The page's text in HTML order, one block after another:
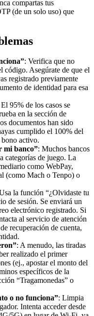
compartas tus
(de un solo uso) que
: Verifica que no
código. Asegúrate de que el
registrado previamente
de identidad para esa
El 95% de los casos se
en la sección de
documentos han sido
cumplido el 100% del
bono activo.
mi banco”: Muchos bancos
categorías de juego. La
como WebPay,
(como Mach o Tenpo) o
la función “¿Olvidaste tu
de sesión. Se enviará un
electrónico registrado. Si
al servicio de atención
recuperación de cuenta,
: A menudo, las tiradas
realizado el primer
(ej., apostar el monto del
específicos de la
“Tragamonedas” o
o no funciona”: Limpia
Intenta acceder desde